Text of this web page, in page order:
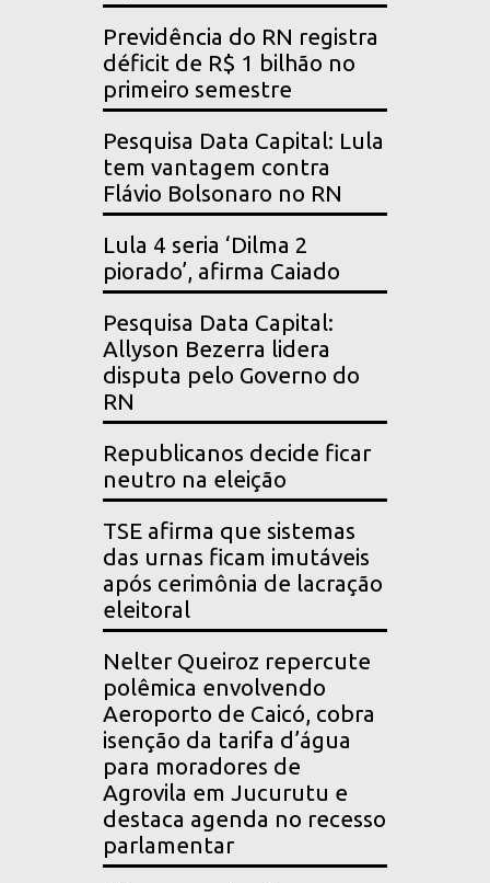
Previdência do RN registra
déficit de R$ 1 bilhão no
primeiro semestre
Pesquisa Data Capital: Lula
tem vantagem contra
Flávio Bolsonaro no RN
Lula 4 seria ‘Dilma 2
piorado’, afirma Caiado
Pesquisa Data Capital:
Allyson Bezerra lidera
disputa pelo Governo do
RN
Republicanos decide ficar
neutro na eleição
TSE afirma que sistemas
das urnas ficam imutáveis
após cerimônia de lacração
eleitoral
Nelter Queiroz repercute
polêmica envolvendo
Aeroporto de Caicó, cobra
isenção da tarifa d’água
para moradores de
Agrovila em Jucurutu e
destaca agenda no recesso
parlamentar